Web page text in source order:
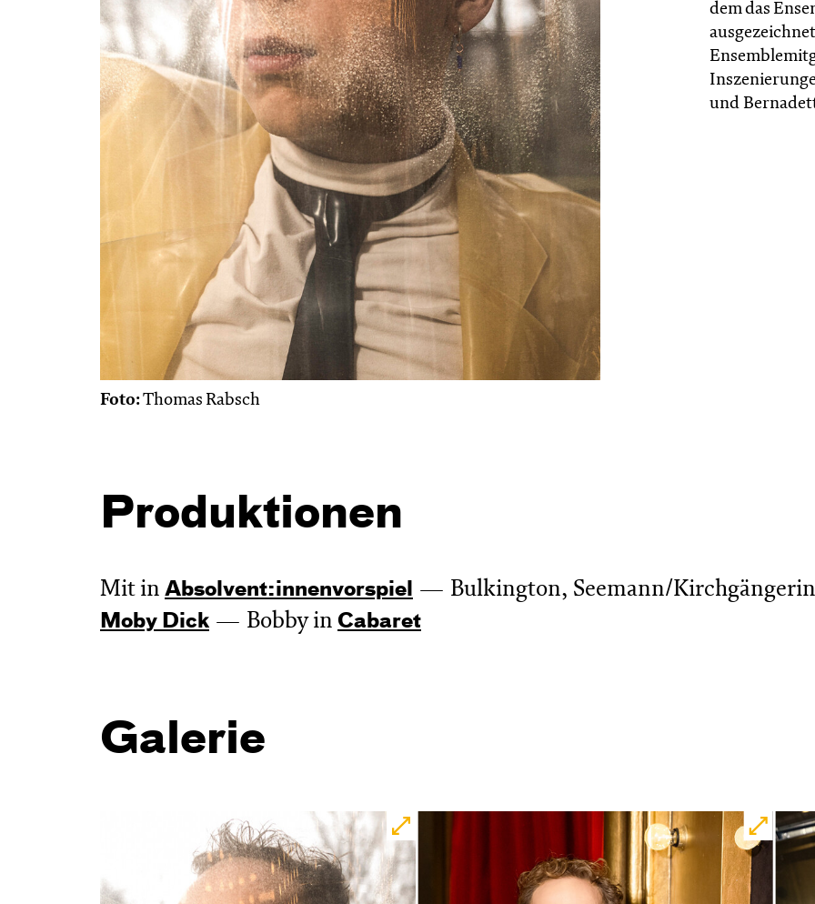
Foto:Thomas Rabsch
dem das
und
Produktionen
Mit in Absol­vent:innen­vor­spiel Bulkington, Seemann/
Moby Dick Bobby in Cabaret
Galerie